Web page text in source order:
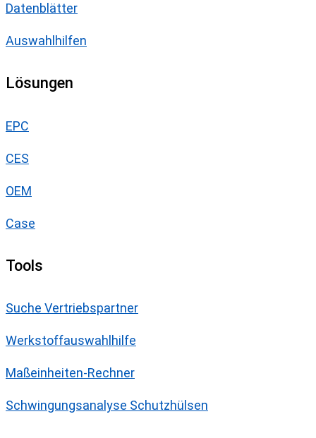
Datenblätter
Auswahlhilfen
Lösungen
EPC
CES
OEM
Case
Tools
Suche Vertriebspartner
Werkstoffauswahlhilfe
Maßeinheiten-Rechner
Schwingungsanalyse Schutzhülsen